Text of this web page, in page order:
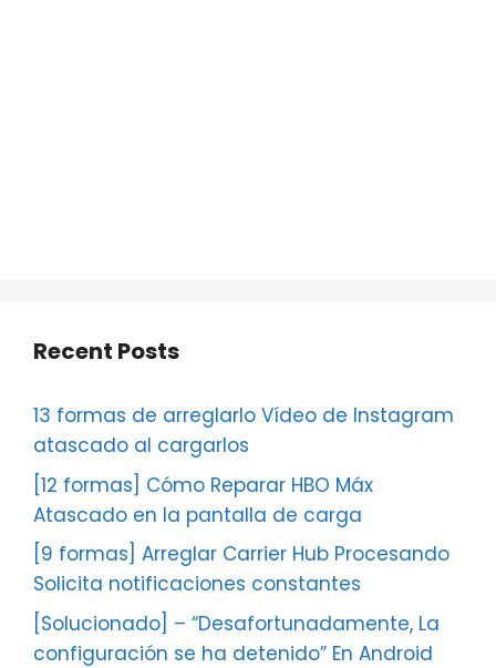
Recent Posts
13 formas de arreglarlo Vídeo de Instagram
atascado al cargarlos
[12 formas] Cómo Reparar HBO Máx
Atascado en la pantalla de carga
[9 formas] Arreglar Carrier Hub Procesando
Solicita notificaciones constantes
[Solucionado] – “Desafortunadamente, La
configuración se ha detenido” En Android